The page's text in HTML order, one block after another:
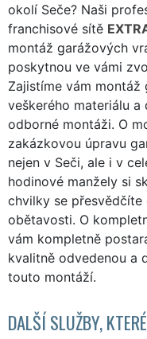
okolí Seče? Naši
franchisové sítě
montáž garážových
poskytnou ve vámi
Zajistíme vám
veškerého materiálu
odborné montáži. O
zakázkovou úpravu
nejen v Seči, ale i v
hodinové manžely si
chvilky se
obětavosti. O
vám kompletně
kvalitně odvedenou a
touto montáží.
DALŠÍ SLUŽBY,